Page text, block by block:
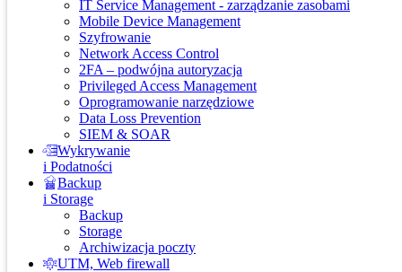
IT Service Management - zarządzanie zasobami
Mobile Device Management
Szyfrowanie
Network Access Control
2FA – podwójna autoryzacja
Privileged Access Management
Oprogramowanie narzędziowe
Data Loss Prevention
SIEM & SOAR
Wykrywanie
i Podatności
Backup
i Storage
Backup
Storage
Archiwizacja poczty
UTM, Web firewall